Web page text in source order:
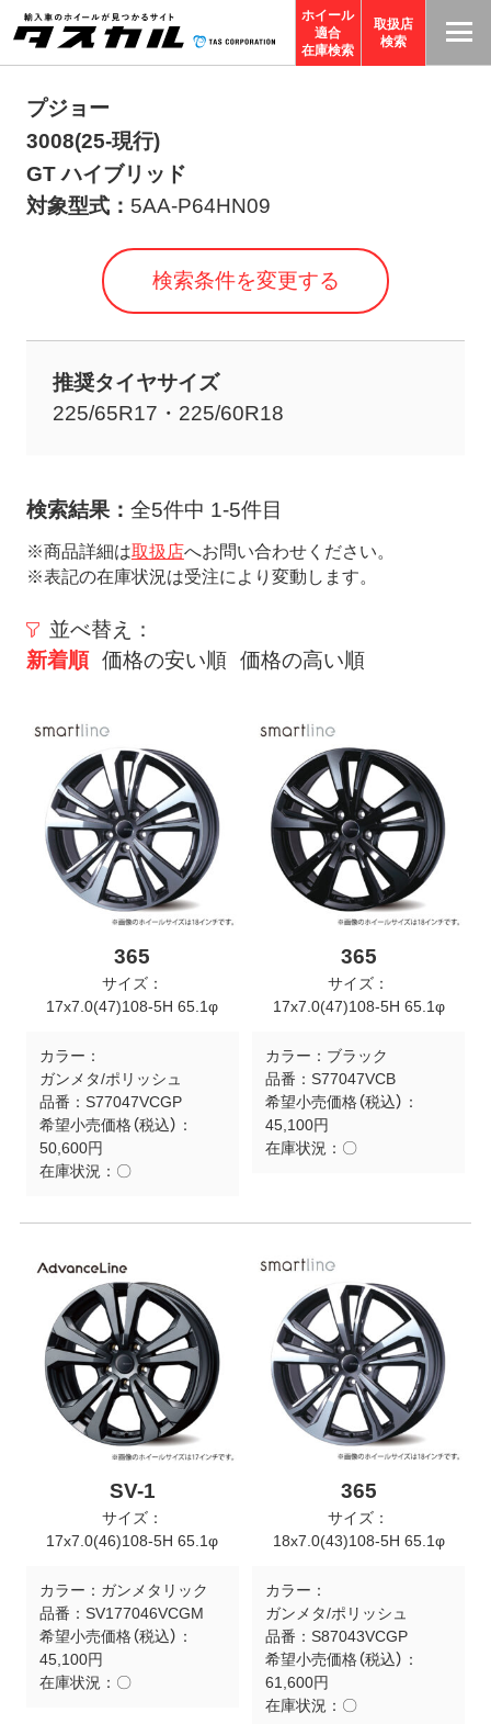
ホイール
適合
在庫検索
取扱店
検索
プジョー
3008(25-現行)
GT ハイブリッド
対象型式： 5AA-P64HN09
検索条件を変更する
推奨タイヤサイズ
225/65R17・225/60R18
検索結果： 全5件中 1-5件目
※商品詳細は取扱店へお問い合わせください。
※表記の在庫状況は受注により変動します。
並べ替え：
新着順 価格の安い順 価格の高い順
365
サイズ：
17x7.0(47)108-5H 65.1φ
カラー：
ガンメタ/ポリッシュ
品番： S77047VCGP
希望小売価格（税込）：
50,600円
在庫状況： 〇
365
サイズ：
17x7.0(47)108-5H 65.1φ
カラー： ブラック
品番： S77047VCB
希望小売価格（税込）：
45,100円
在庫状況： 〇
SV-1
サイズ：
17x7.0(46)108-5H 65.1φ
カラー： ガンメタリック
品番： SV177046VCGM
希望小売価格（税込）：
45,100円
在庫状況： 〇
365
サイズ：
18x7.0(43)108-5H 65.1φ
カラー：
ガンメタ/ポリッシュ
品番： S87043VCGP
希望小売価格（税込）：
61,600円
在庫状況： 〇
T